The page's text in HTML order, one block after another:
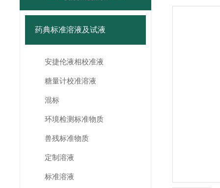
药典标准溶液及试液
安捷伦液相校准液
糖量计校准溶液
混标
环境检测标准物质
兽残标准物质
定制溶液
标准溶液